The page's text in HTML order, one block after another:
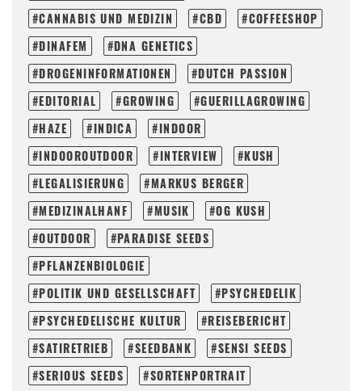
CANNABIS UND MEDIZIN
CBD
COFFEESHOP
DINAFEM
DNA GENETICS
DROGENINFORMATIONEN
DUTCH PASSION
EDITORIAL
GROWING
GUERILLAGROWING
HAZE
INDICA
INDOOR
INDOOROUTDOOR
INTERVIEW
KUSH
LEGALISIERUNG
MARKUS BERGER
MEDIZINALHANF
MUSIK
OG KUSH
OUTDOOR
PARADISE SEEDS
PFLANZENBIOLOGIE
POLITIK UND GESELLSCHAFT
PSYCHEDELIK
PSYCHEDELISCHE KULTUR
REISEBERICHT
SATIRETRIEB
SEEDBANK
SENSI SEEDS
SERIOUS SEEDS
SORTENPORTRAIT